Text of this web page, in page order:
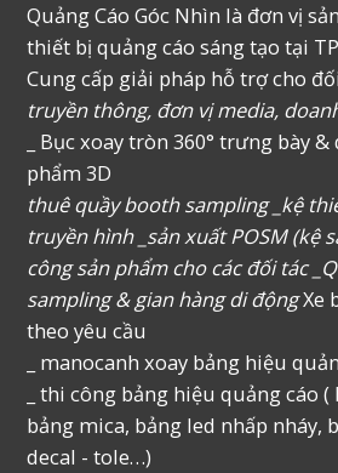
Quảng Cáo Góc Nhìn là đơn vị
thiết bị quảng cáo sáng tạo tại
Cung cấp giải pháp hỗ trợ cho
truyền thông, đơn vị media,
_ Bục xoay tròn 360° trưng bày
phẩm 3D
thuê quầy booth sampling _kệ
truyền hình _sản xuất POSM (kệ
công sản phẩm cho các đối tác
sampling & gian hàng di độngXe
theo yêu cầu
_ manocanh xoay bảng hiệu
_ thi công bảng hiệu quảng cáo
bảng mica, bảng led nhấp nháy,
decal - tole…)